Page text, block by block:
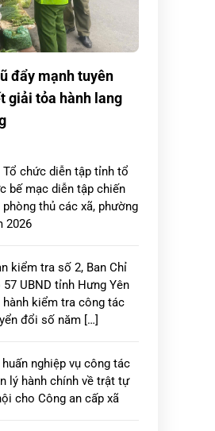
đẩy mạnh tuyên
giải tỏa hành lang
Tổ chức diễn tập tỉnh tổ
bế mạc diễn tập chiến
phòng thủ các xã, phường
2026
kiểm tra số 2, Ban Chỉ
57 UBND tỉnh Hưng Yên
hành kiểm tra công tác
đổi số năm […]
huấn nghiệp vụ công tác
lý hành chính về trật tự
cho Công an cấp xã